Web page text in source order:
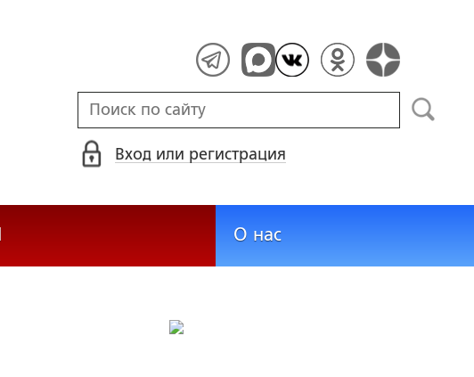
Вход или регистрация
О нас